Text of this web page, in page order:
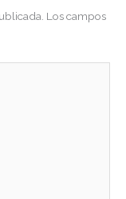
Los campos